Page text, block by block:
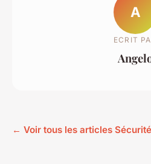
A
ECRIT
← Voir tous les articles Sécurité